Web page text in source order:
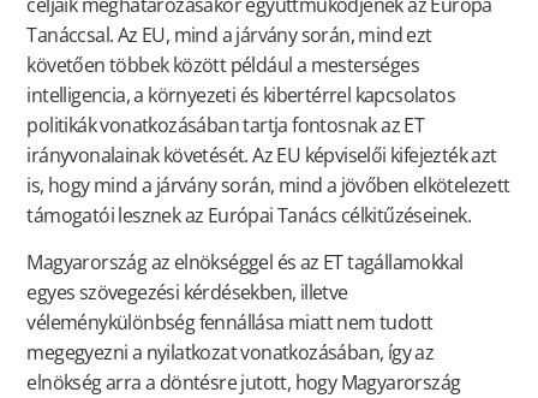
Tanáccsal. Az EU, mind a járvány során, mind ezt
követően többek között például a mesterséges
intelligencia, a környezeti és kibertérrel kapcsolatos
politikák vonatkozásában tartja fontosnak az ET
irányvonalainak követését. Az EU képviselői kifejezték azt
is, hogy mind a járvány során, mind a jövőben elkötelezett
támogatói lesznek az Európai Tanács célkitűzéseinek.
Magyarország az elnökséggel és az ET tagállamokkal
egyes szövegezési kérdésekben, illetve
véleménykülönbség fennállása miatt nem tudott
megegyezni a nyilatkozat vonatkozásában, így az
elnökség arra a döntésre jutott, hogy Magyarország